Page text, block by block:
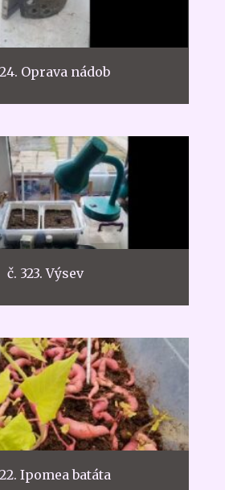
Oprava nádob
č. 323. Výsev
Ipomea batáta